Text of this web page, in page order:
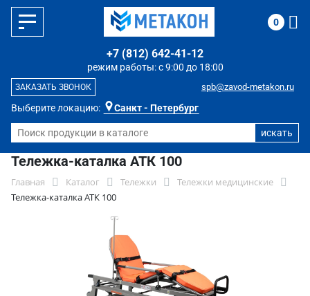
Выберите локацию: Санкт - Петербург
режим работы: с 9:00 до 18:00
+7 (812) 642-41-12
spb@zavod-metakon.ru
ЗАКАЗАТЬ ЗВОНОК
0
Тележка-каталка АТК 100
Главная Каталог Тележки
Тележки медицинские
Тележка-каталка АТК 100